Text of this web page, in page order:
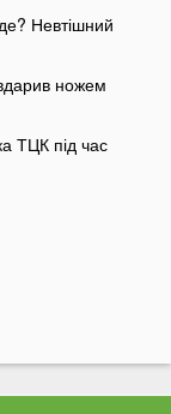
Невтішний
ножем
ТЦК під час